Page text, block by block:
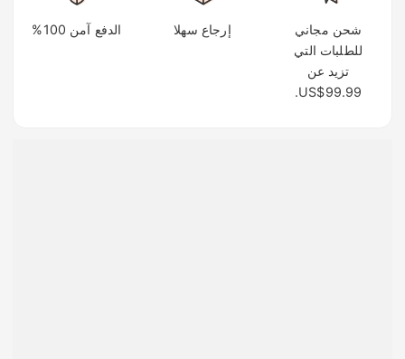
شحن مجاني
للطلبات التي
تزيد عن
US$99.99.
إرجاع سهلا الدفع آمن 100%